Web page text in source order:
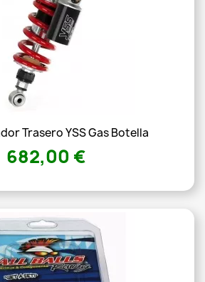
Trasero YSS Gas Botella
682,00 €